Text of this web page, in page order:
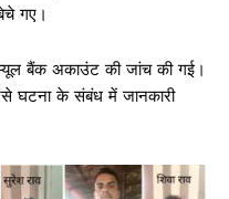
गए।
बैंक अकाउंट की जांच की गई।
घटना के संबंध में जानकारी